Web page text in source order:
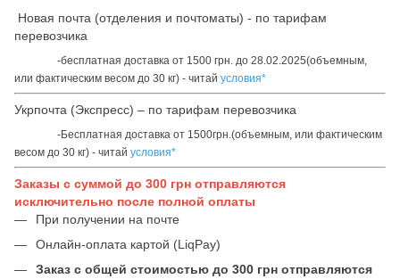
Новая почта (отделения и почтоматы) - по тарифам
перевозчика
-бесплатная доставка от 1500 грн. до 28.02.2025(объемным,
или фактическим весом до 30 кг) - читай условия*
Укрпочта (Экспресс) – по тарифам перевозчика
-Бесплатная доставка от 1500грн.(объемным, или фактическим
весом до 30 кг) - читай условия*
Заказы с суммой до 300 грн отправляются
исключительно после полной оплаты
При получении на почте
Онлайн-оплата картой (LiqPay)
Заказ с общей стоимостью до 300 грн отправляются